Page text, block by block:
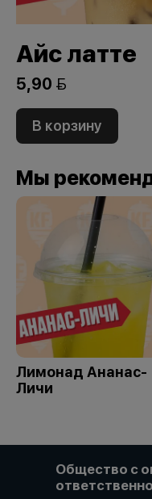
Айс латте
5,90 
В корзину
Мы
Лимонад Ананас-
Личи
Общество с